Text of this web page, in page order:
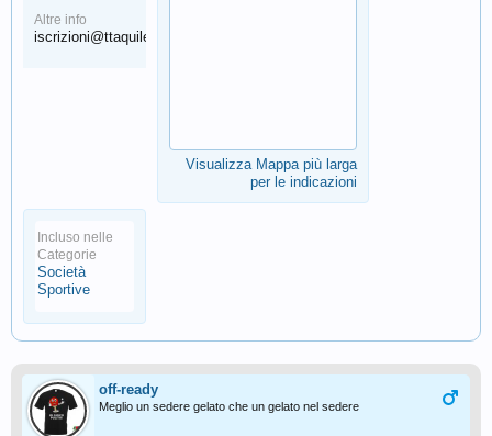
Altre info
iscrizioni@ttaquileazzurre.com
Visualizza Mappa più larga
per le indicazioni
Incluso nelle
Categorie
Società
Sportive
off-ready
Meglio un sedere gelato che un gelato nel sedere